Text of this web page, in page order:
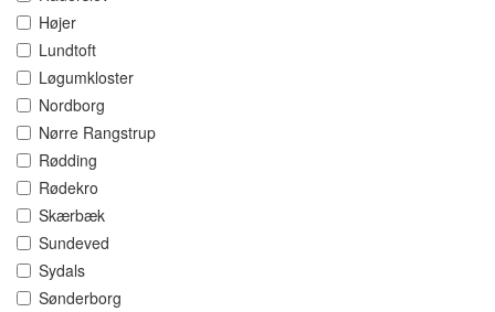
Højer
Lundtoft
Løgumkloster
Nordborg
Nørre Rangstrup
Rødding
Rødekro
Skærbæk
Sundeved
Sydals
Sønderborg